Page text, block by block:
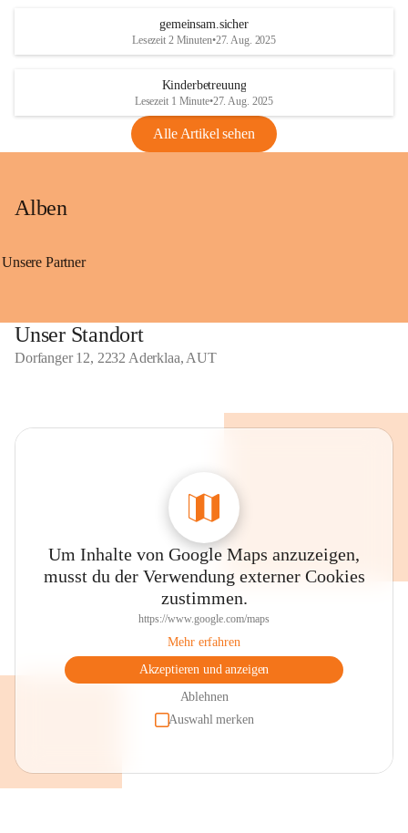
gemeinsam.sicher
Lesezeit 2 Minuten•27. Aug. 2025
Kinderbetreuung
Lesezeit 1 Minute•27. Aug. 2025
Alle Artikel sehen
Alben
Unsere Partner
Unser Standort
Dorfanger 12, 2232 Aderklaa, AUT
Um Inhalte von Google Maps anzuzeigen,
musst du der Verwendung externer Cookies
zustimmen.
https://www.google.com/maps
Mehr erfahren
Akzeptieren und anzeigen
Ablehnen
Auswahl merken